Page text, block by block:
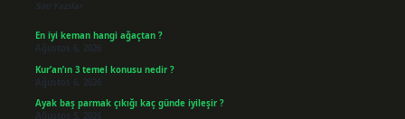
Son Yazılar
En iyi keman hangi ağaçtan ?
Ağustos 6, 2026
Kur’an’ın 3 temel konusu nedir ?
Ağustos 6, 2026
Ayak baş parmak çıkığı kaç günde iyileşir ?
Ağustos 5, 2026